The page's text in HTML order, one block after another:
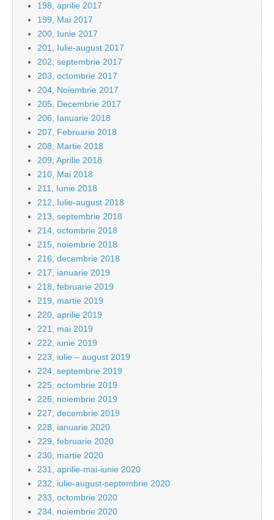
198, aprilie 2017
199, Mai 2017
200, Iunie 2017
201, Iulie-august 2017
202, septembrie 2017
203, octombrie 2017
204, Noiembrie 2017
205, Decembrie 2017
206, Ianuarie 2018
207, Februarie 2018
208, Martie 2018
209, Aprilie 2018
210, Mai 2018
211, Iunie 2018
212, Iulie-august 2018
213, septembrie 2018
214, octombrie 2018
215, noiembrie 2018
216, decembrie 2018
217, ianuarie 2019
218, februarie 2019
219, martie 2019
220, aprilie 2019
221, mai 2019
222, iunie 2019
223, iulie – august 2019
224, septembrie 2019
225, octombrie 2019
226, noiembrie 2019
227, decembrie 2019
228, ianuarie 2020
229, februarie 2020
230, martie 2020
231, aprilie-mai-iunie 2020
232, iulie-august-septembrie 2020
233, octombrie 2020
234, noiembrie 2020